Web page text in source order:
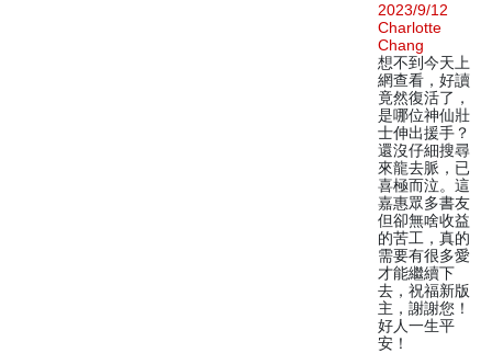
2023/9/12
Charlotte
Chang
想不到今天上
網查看，好讀
竟然復活了，
是哪位神仙壯
士伸出援手？
還沒仔細搜尋
來龍去脈，已
喜極而泣。這
嘉惠眾多書友
但卻無啥收益
的苦工，真的
需要有很多愛
才能繼續下
去，祝福新版
主，謝謝您！
好人一生平
安！